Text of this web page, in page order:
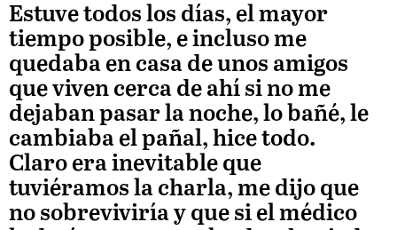
Estuve todos los días, el mayor
tiempo posible, e incluso me
quedaba en casa de unos amigos
que viven cerca de ahí si no me
dejaban pasar la noche, lo bañé, le
cambiaba el pañal, hice todo.
Claro era inevitable que
tuviéramos la charla, me dijo que
no sobreviviría y que si el médico